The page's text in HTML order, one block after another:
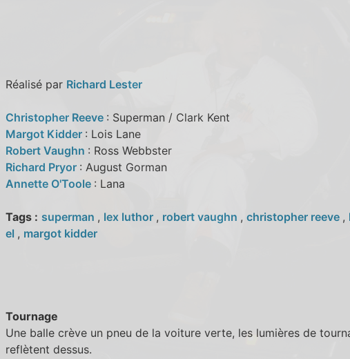
Réalisé par Richard Lester
Christopher Reeve : Superman / Clark Kent
Margot Kidder : Lois Lane
Robert Vaughn : Ross Webbster
Richard Pryor : August Gorman
Annette O'Toole : Lana
Tags : superman , lex luthor , robert vaughn , christopher reeve ,
el , margot kidder
Tournage
Une balle crève un pneu de la voiture verte, les lumières de
reflètent dessus.